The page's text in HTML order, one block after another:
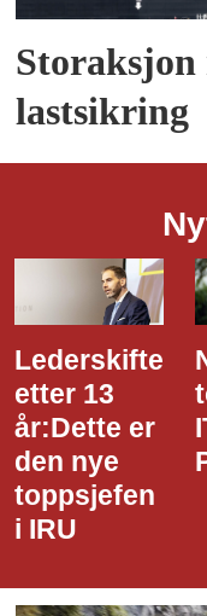
lastsikring
Lederskifte
etter 13
år:Dette er
den nye
toppsjefen
i IRU